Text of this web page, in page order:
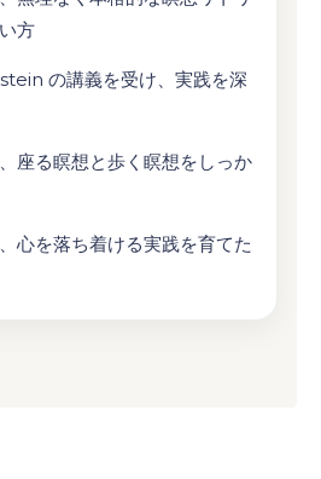
方
の講義を受け、実践を深
座る瞑想と歩く瞑想をしっか
心を落ち着ける実践を育てた